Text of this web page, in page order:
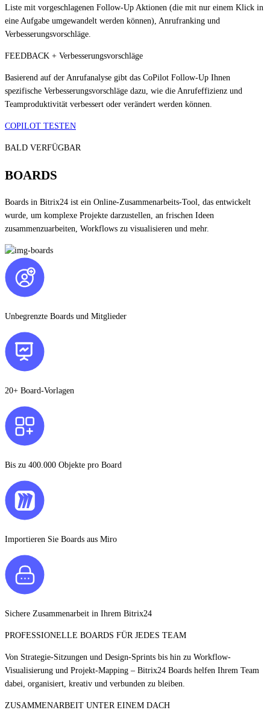
Liste mit vorgeschlagenen Follow-Up Aktionen (die mit nur einem Klick in
eine Aufgabe umgewandelt werden können), Anrufranking und
Verbesserungsvorschläge.
FEEDBACK + Verbesserungsvorschläge
Basierend auf der Anrufanalyse gibt das CoPilot Follow-Up Ihnen
spezifische Verbesserungsvorschläge dazu, wie die Anrufeffizienz und
Teamproduktivität verbessert oder verändert werden können.
COPILOT TESTEN
BALD VERFÜGBAR
BOARDS
Boards in Bitrix24 ist ein Online-Zusammenarbeits-Tool, das entwickelt
wurde, um komplexe Projekte darzustellen, an frischen Ideen
zusammenzuarbeiten, Workflows zu visualisieren und mehr.
Unbegrenzte Boards und Mitglieder
20+ Board-Vorlagen
Bis zu 400.000 Objekte pro Board
Importieren Sie Boards aus Miro
Sichere Zusammenarbeit in Ihrem Bitrix24
PROFESSIONELLE BOARDS FÜR JEDES TEAM
Von Strategie-Sitzungen und Design-Sprints bis hin zu Workflow-
Visualisierung und Projekt-Mapping – Bitrix24 Boards helfen Ihrem Team
dabei, organisiert, kreativ und verbunden zu bleiben.
ZUSAMMENARBEIT UNTER EINEM DACH